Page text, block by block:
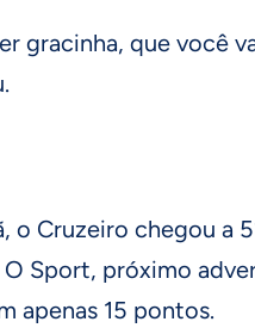
gracinha, que você
o Cruzeiro chegou a
Sport, próximo
apenas 15 pontos.